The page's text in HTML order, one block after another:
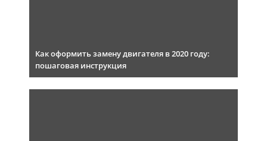
Как оформить замену двигателя в 2020 году:
пошаговая инструкция